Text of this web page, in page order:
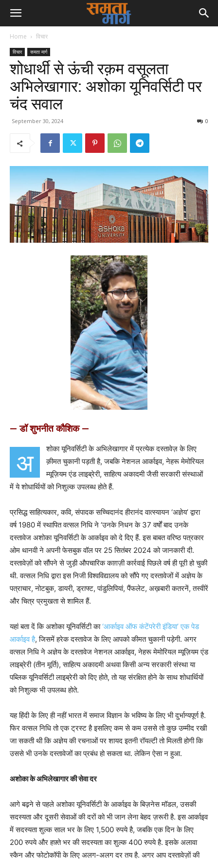
Home विचार
विचार समता मार्ग
शोधार्थी से ऊंची रक़म वसूलता
अभिलेखागार: अशोका यूनिवर्सिटी पर
चंद सवाल
September 30, 2024 0
— डॉ शुभनीत कौशिक —
अ
शोका यूनिवर्सिटी के अभिलेखागार में प्रत्येक दस्तावेज़ के लिए
क़ीमत चुकानी पड़ती है, जबकि नेशनल आर्काइव, नेहरू मेमोरियल
म्यूज़ियम एंड लाइब्रेरी, साहित्य अकादमी जैसी सरकारी संस्थाओं
में ये शोधार्थियों को निशुल्क उपलब्ध होते हैं.
प्रसिद्ध साहित्यकार, कवि, संपादक सच्चिदानंद हीरानंद वात्स्यायन ‘अज्ञेय’ द्वारा
वर्ष 1980 में स्थापित वत्सल निधि ने ‘उनके निधन के 37 वर्षों बाद उनके
दस्तावेज अशोका यूनिवर्सिटी के आर्काइव को दे दिए हैं. इस बाबत वरिष्ठ पत्रकार
ओम थानवी ने अपनी फेसबुक वॉल पर 25 सितंबर 2024 को जानकारी दी.
दस्तावेज़ों को सौंपने से जुड़ी औपचारिक काग़ज़ी कार्रवाई पिछले वर्ष ही पूरी हो चुकी
थी. वत्सल निधि द्वारा इस निजी विश्वविद्यालय को सौंपे गए दस्तावेजों में अज्ञेय के
पत्राचार, नोटबुक, डायरी, ड्राफ्ट, पांडुलिपियां, पैंफलेट, अख़बारी कतरनें, तस्वीरें
और चित्र प्रमुखता से शामिल हैं.
यहां बता दें कि अशोका यूनिवर्सिटी का‘आर्काइव ऑफ कंटेंपरेरी इंडिया’ एक पेड
आर्काइव है, जिसमें हरेक दस्तावेज के लिए आपको कीमत चुकानी पड़ेगी. अगर
वत्सल निधि ने अज्ञेय के दस्तावेज नेशनल आर्काइव, नेहरू मेमोरियल म्यूज़ियम एंड
लाइब्रेरी (तीन मूर्ति), साहित्य अकादमी अथवा किसी अन्य सरकारी संस्था या
पब्लिक यूनिवर्सिटी लाइब्रेरी को दिए होते, तो यह संरक्षित होने के साथ शोधार्थियों
को निशुल्क भी उपलब्ध होते.
यह हिंदी के लिए ही नहीं भारत में समाज विज्ञान के भविष्य के लिए भी दुर्भाग्यपूर्ण है.
फिर वत्सल निधि तो एक ट्रस्ट है इसलिए कम से कम उससे तो कुछ उम्मीद रखी
जा सकती थी कि अज्ञेय की रचनाओं पर शायद इतनी रॉयल्टी तो मिलती होगी कि
उससे भी उनके दस्तावेजों का प्रबंध हो सकता था. लेकिन ऐसा न हुआ.
अशोका के अभिलेखागार की सेवा दर
आगे बढ़ने से पहले अशोका यूनिवर्सिटी के आर्काइव के बिज़नेस मॉडल, उसकी
सदस्यता और दूसरी सेवाओं की दरों को भी जान लेना बेहद ज़रूरी है. इस आर्काइव
में सदस्यता शुल्क साल भर के लिए 1,500 रुपये है, जबकि एक दिन के लिए
200 रुपये और हफ़्ते भर की सदस्यता का शुल्क 400 रुपये है. इसके अलावा
स्कैन और फोटोकॉपी के लिए अलग-अलग दर तय है. अगर आप दस्तावेज़ों की